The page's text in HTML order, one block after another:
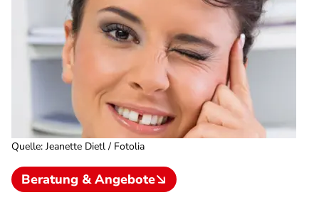
Quelle: Jeanette Dietl / Fotolia
Beratung & Angebote